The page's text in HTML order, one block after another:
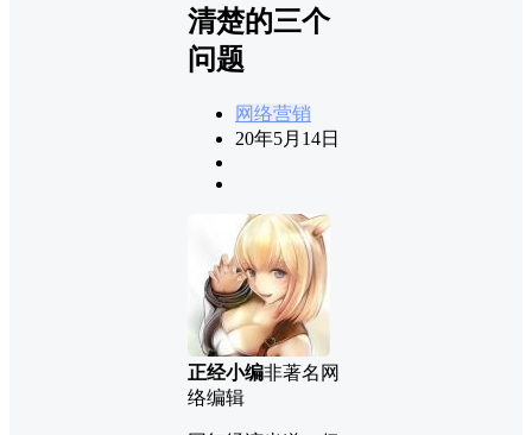
清楚的三个
问题
网络营销
20年5月14日
正经小编非著名网
络编辑